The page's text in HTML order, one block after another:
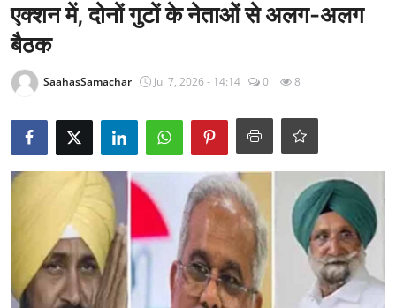
राजनीति
खेल
Epaper
धर्म
एक्शन में, दोनों गुटों के नेताओं से अलग-अलग
बैठक
SaahasSamachar Jul 7, 2026 - 14:14 0 8